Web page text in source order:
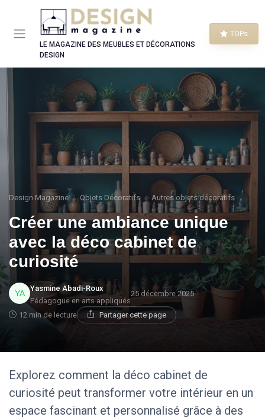
LE MAGAZINE DES MEUBLES ET DÉCORATIONS
DESIGN
TOPs
Design Magazine Objets Décoratifs Autres objets décoratifs
Créer une ambiance unique
avec la déco cabinet de
curiosité
Yasmine Abadi-Roux
Pédagogue en arts appliqués
25 décembre 2025
12 min de lecture Partager cette page
Explorez comment la déco cabinet de
curiosité peut transformer votre intérieur en un
espace fascinant et personnalisé grâce à des
Panneau de gestion des cookies